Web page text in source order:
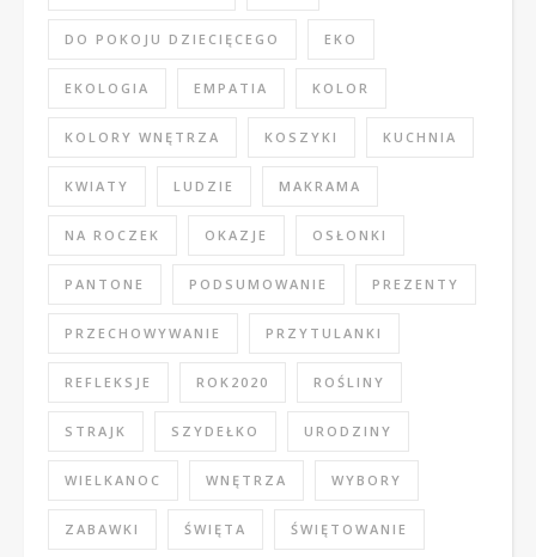
DO POKOJU DZIECIĘCEGO EKO
EKOLOGIA EMPATIA KOLOR
KOLORY WNĘTRZA KOSZYKI KUCHNIA
KWIATY LUDZIE MAKRAMA
NA ROCZEK OKAZJE OSŁONKI
PANTONE PODSUMOWANIE PREZENTY
PRZECHOWYWANIE PRZYTULANKI
REFLEKSJE ROK2020 ROŚLINY
STRAJK SZYDEŁKO URODZINY
WIELKANOC WNĘTRZA WYBORY
ZABAWKI ŚWIĘTA ŚWIĘTOWANIE